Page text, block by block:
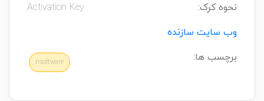
نحوه کرک:
Activation Key
وب سایت سازنده
برچسب ها:
nsoftware